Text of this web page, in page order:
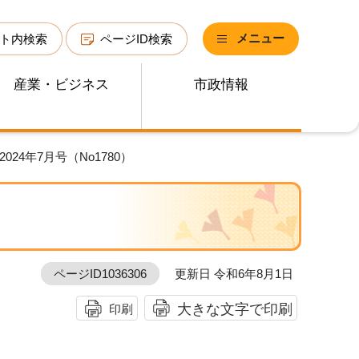
内検索 ページID検索 メニュー
産業・ビジネス 市政情報
年7月号（No1780）
ページID1036306 更新日 令和6年8月1日
印刷 大きな文字で印刷